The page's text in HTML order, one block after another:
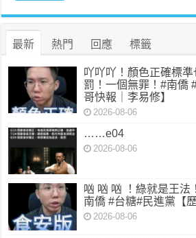
最新 熱門 回應 標籤
吖吖吖！顏色正確標
罰！一個無罪！#南僑
哥快報｜李易修】
2026-08-06
……e04
2026-08-06
㕳 㕳 㕳 ！綠就是王法
南僑 #台糖#民進黨【
2026-08-06